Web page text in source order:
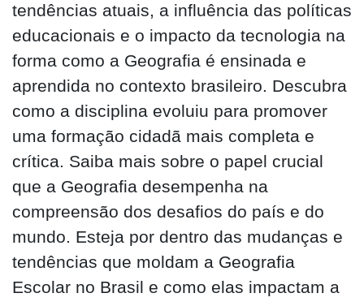
tendências atuais, a influência das políticas
educacionais e o impacto da tecnologia na
forma como a Geografia é ensinada e
aprendida no contexto brasileiro. Descubra
como a disciplina evoluiu para promover
uma formação cidadã mais completa e
crítica. Saiba mais sobre o papel crucial
que a Geografia desempenha na
compreensão dos desafios do país e do
mundo. Esteja por dentro das mudanças e
tendências que moldam a Geografia
Escolar no Brasil e como elas impactam a